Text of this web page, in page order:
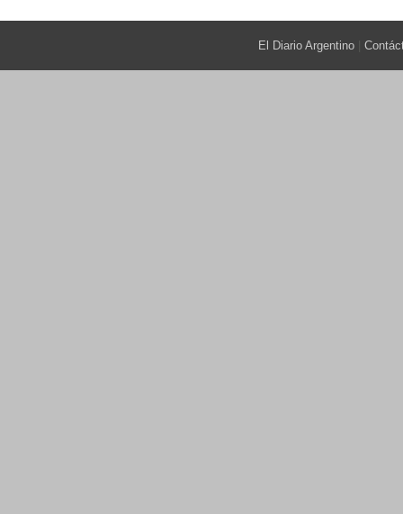
El Diario Argentino